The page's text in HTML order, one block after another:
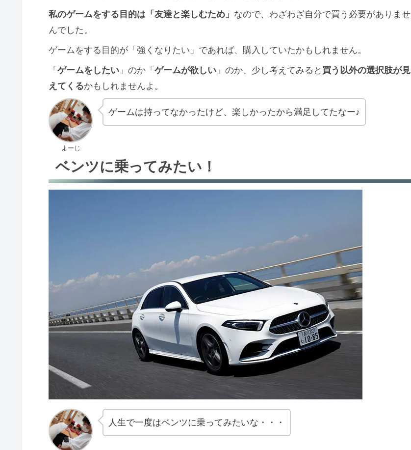
私のゲームをする目的は「友達と楽しむため」 なので、わざわざ自分で買う必要がありませ
んでした。
ゲームをする目的が「強くなりたい」であれば、購入していたかもしれません。
「 ゲームをしたい 」のか「 ゲームが欲しい 」のか、少し考えてみると 買う以外の選択肢が見
えてくるかもしれませんよ。
よーじ
ゲームは持ってなかったけど、楽しかったから満足してたなー♪
ベンツに乗ってみたい！
人生で一度はベンツに乗ってみたいな・・・